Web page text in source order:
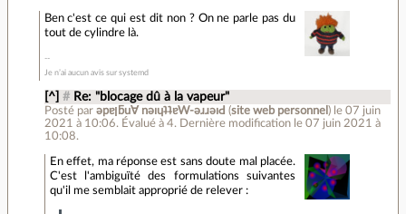
Ben c'est ce qui est dit non ? On ne parle pas du
tout de cylindre là.
Je n’ai aucun avis sur systemd
[^] # Re: "blocage dû à la vapeur"
Posté par ǝpɐןƃu∀ nǝıɥʇʇɐW-ǝɹɹǝıԀ (site web personnel ) le 07 juin
2021 à 10:06. Évalué à 4. Dernière modification le 07 juin 2021 à
10:08.
En effet, ma réponse est sans doute mal placée.
C'est l'ambiguïté des formulations suivantes
qu'il me semblait approprié de relever :